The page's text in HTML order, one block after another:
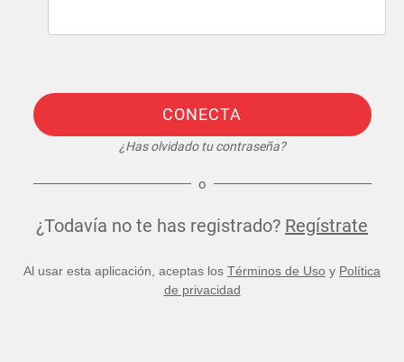
CONECTA
¿Has olvidado tu contraseña?
o
¿Todavía no te has registrado? Regístrate
Al usar esta aplicación, aceptas los Términos de Uso y Política
de privacidad